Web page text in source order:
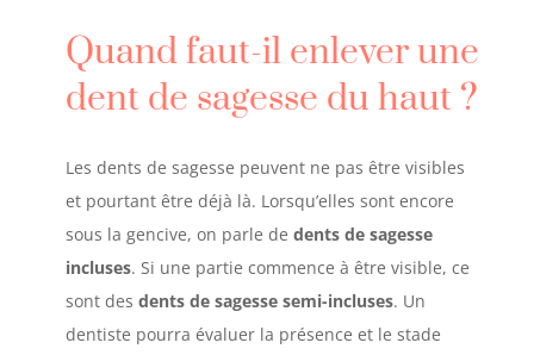
Quand faut-il enlever une
dent de sagesse du haut ?
Les dents de sagesse peuvent ne pas être visibles
et pourtant être déjà là. Lorsqu’elles sont encore
sous la gencive, on parle de dents de sagesse
incluses. Si une partie commence à être visible, ce
sont des dents de sagesse semi-incluses. Un
dentiste pourra évaluer la présence et le stade